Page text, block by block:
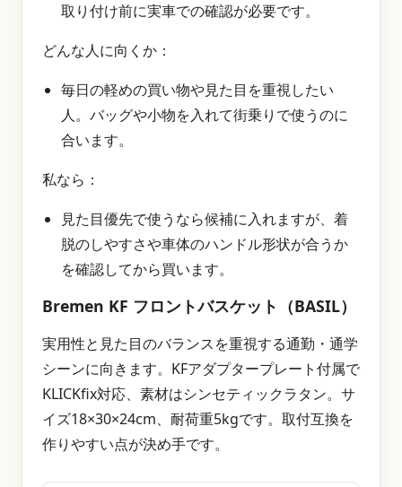
取り付け前に実車での確認が必要です。
どんな人に向くか：
毎日の軽めの買い物や見た目を重視したい
人。バッグや小物を入れて街乗りで使うのに
合います。
私なら：
見た目優先で使うなら候補に入れますが、着
脱のしやすさや車体のハンドル形状が合うか
を確認してから買います。
Bremen KF フロントバスケット（BASIL）
実用性と見た目のバランスを重視する通勤・通学
シーンに向きます。KFアダプタープレート付属で
KLICKfix対応、素材はシンセティックラタン。サ
イズ18×30×24cm、耐荷重5kgです。取付互換を
作りやすい点が決め手です。